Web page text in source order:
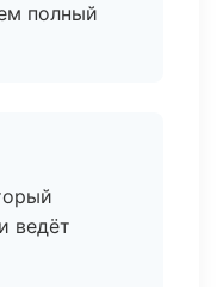
полный
ведёт